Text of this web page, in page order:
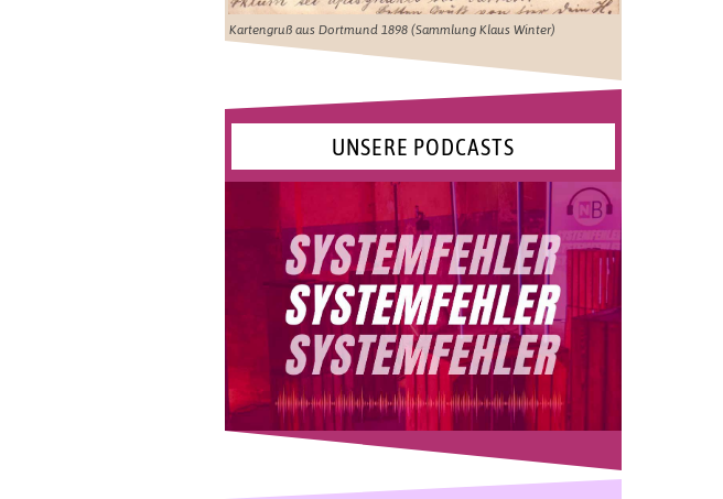
Kartengruß aus Dortmund 1898 (Sammlung Klaus Winter)
UNSERE PODCASTS